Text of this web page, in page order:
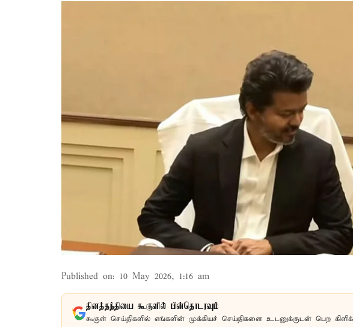
Published on: 10 May 2026, 1:16 am
தினத்தந்தியை கூகுளில் பின்தொடரவும்
கூகுள் செய்திகளில் எங்களின் முக்கியச் செய்திகளை உடனுக்குடன் பெற